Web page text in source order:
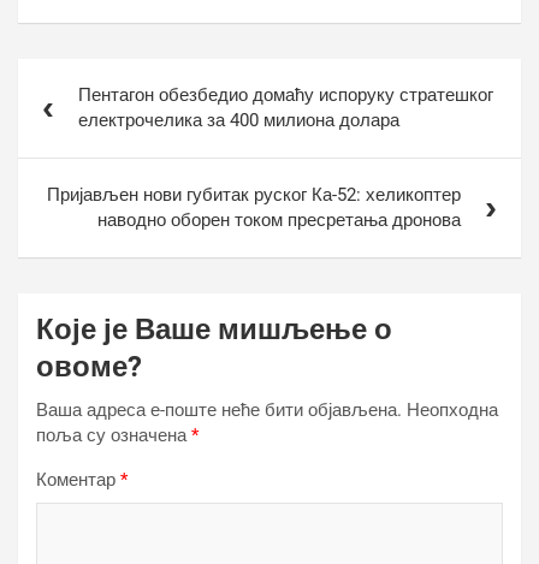
чланкаПентагон обезбедио домаћу испоруку стратешког
електрочелика за 400 милиона долара
Пријављен нови губитак руског Ка-52: хеликоптер
наводно оборен током пресретања дронова
Које је Ваше мишљење о
овоме?
Ваша адреса е-поште неће бити објављена. Неопходна
поља су означена*
Коментар *